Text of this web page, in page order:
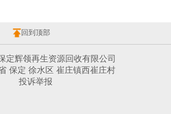
回到顶部
定辉领再生资源回收有限公司
保定 徐水区 崔庄镇西崔庄村
投诉举报